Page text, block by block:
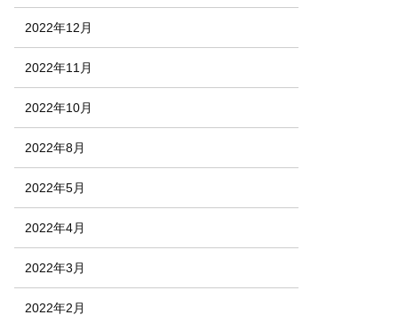
2022年12月
2022年11月
2022年10月
2022年8月
2022年5月
2022年4月
2022年3月
2022年2月